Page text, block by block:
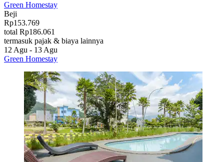
Green Homestay
Beji
Rp153.769
total Rp186.061
termasuk pajak & biaya lainnya
12 Agu - 13 Agu
Green Homestay